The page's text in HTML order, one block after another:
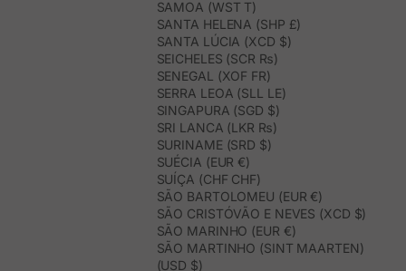
SAMOA (WST T)
SANTA HELENA (SHP £)
SANTA LÚCIA (XCD $)
SEICHELES (SCR ₨)
SENEGAL (XOF FR)
SERRA LEOA (SLL LE)
SINGAPURA (SGD $)
SRI LANCA (LKR ₨)
SURINAME (SRD $)
SUÉCIA (EUR €)
SUÍÇA (CHF CHF)
SÃO BARTOLOMEU (EUR €)
SÃO CRISTÓVÃO E NEVES (XCD $)
SÃO MARINHO (EUR €)
SÃO MARTINHO (SINT MAARTEN)
(USD $)